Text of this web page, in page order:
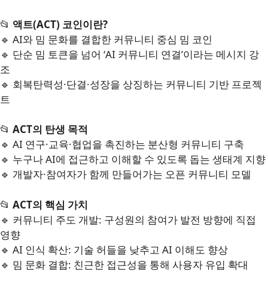
📂 액트(ACT) 코인이란?
🔹 AI와 밈 문화를 결합한 커뮤니티 중심 밈 코인
🔹 단순 밈 토큰을 넘어 ‘AI 커뮤니티 연결’이라는 메시지 강
조
🔹 회복탄력성·단결·성장을 상징하는 커뮤니티 기반 프로젝
트
📂 ACT의 탄생 목적
🔹 AI 연구·교육·협업을 촉진하는 분산형 커뮤니티 구축
🔹 누구나 AI에 접근하고 이해할 수 있도록 돕는 생태계 지향
🔹 개발자·참여자가 함께 만들어가는 오픈 커뮤니티 모델
📂 ACT의 핵심 가치
🔹 커뮤니티 주도 개발: 구성원의 참여가 발전 방향에 직접
영향
🔹 AI 인식 확산: 기술 허들을 낮추고 AI 이해도 향상
🔹 밈 문화 결합: 친근한 접근성을 통해 사용자 유입 확대